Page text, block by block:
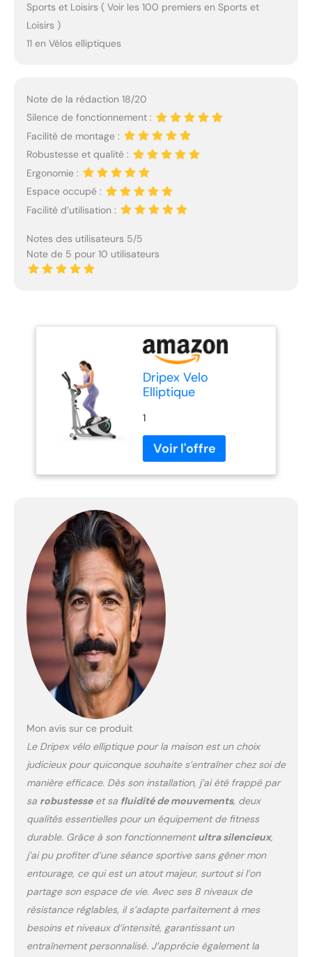
Sports et Loisirs ( Voir les 100 premiers en Sports et
Loisirs )
11 en Vélos elliptiques
Note de la rédaction 18/20
Silence de fonctionnement :
Facilité de montage :
Robustesse et qualité :
Ergonomie :
Espace occupé :
Facilité d’utilisation :
Notes des utilisateurs 5/5
Note de 5 pour 10 utilisateurs
Dripex Velo
Elliptique
1
Mon avis sur ce produit
Le Dripex vélo elliptique pour la maison est un choix
judicieux pour quiconque souhaite s’entraîner chez soi de
manière efficace. Dès son installation, j’ai été frappé par
sa robustesseet sa fluidité de mouvements, deux
qualités essentielles pour un équipement de fitness
durable. Grâce à son fonctionnementultra silencieux,
j’ai pu profiter d’une séance sportive sans gêner mon
entourage, ce qui est un atout majeur, surtout si l’on
partage son espace de vie. Avec ses 8 niveaux de
résistance réglables, il s’adapte parfaitement à mes
besoins et niveaux d’intensité, garantissant un
entraînement personnalisé. J’apprécie également la